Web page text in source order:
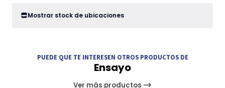
Mostrar stock de ubicaciones
PUEDE QUE TE INTERESEN OTROS PRODUCTOS DE
Ensayo
Ver más productos